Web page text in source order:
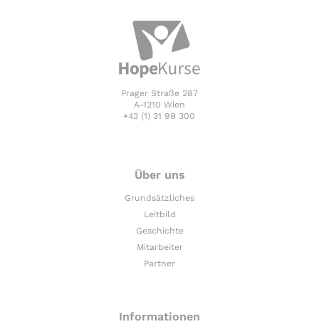
Prager Straße 287
A-1210 Wien
+43 (1) 31 99 300
Über uns
Grundsätzliches
Leitbild
Geschichte
Mitarbeiter
Partner
Informationen